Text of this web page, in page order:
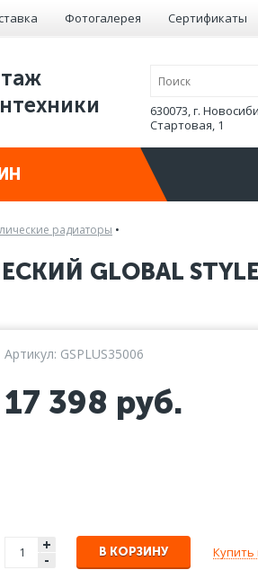
Фотогалерея Сертификаты
630073, г.
Стартовая, 1
радиаторы •
GLOBAL
Артикул: GSPLUS35006
17 398 руб.
+
- В КОРЗИНУ Купить